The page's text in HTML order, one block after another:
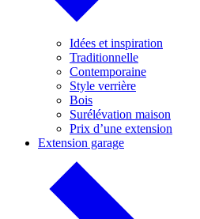
Idées et inspiration
Traditionnelle
Contemporaine
Style verrière
Bois
Surélévation maison
Prix d’une extension
Extension garage